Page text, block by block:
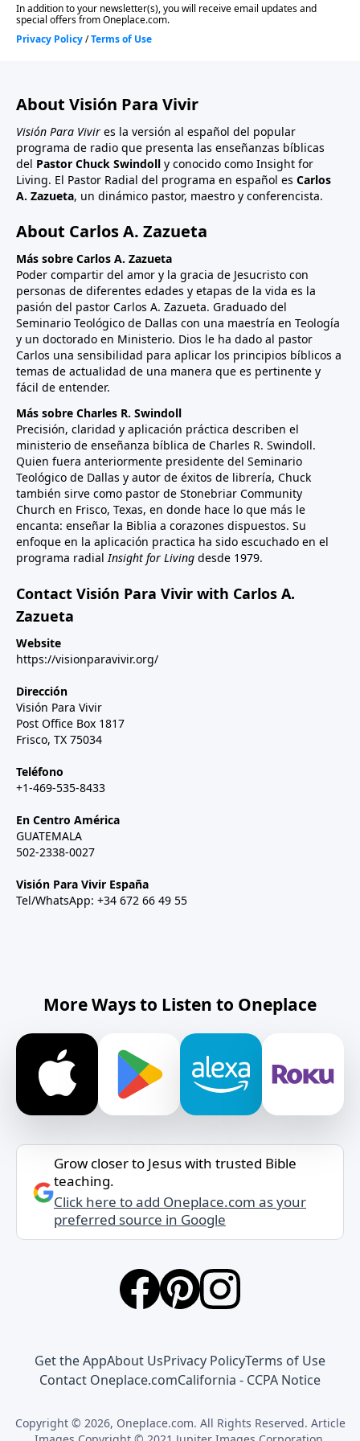
About Visión Para Vivir
Visión Para Vivir es la versión al español del popular
programa de radio que presenta las enseñanzas bíblicas
del Pastor Chuck Swindoll y conocido como Insight for
Living. El Pastor Radial del programa en español es Carlos
A. Zazueta, un dinámico pastor, maestro y conferencista.
About Carlos A. Zazueta
Más sobre Carlos A. Zazueta
Poder compartir del amor y la gracia de Jesucristo con
personas de diferentes edades y etapas de la vida es la
pasión del pastor Carlos A. Zazueta. Graduado del
Seminario Teológico de Dallas con una maestría en Teología
y un doctorado en Ministerio. Dios le ha dado al pastor
Carlos una sensibilidad para aplicar los principios bíblicos a
temas de actualidad de una manera que es pertinente y
fácil de entender.
Más sobre Charles R. Swindoll
Precisión, claridad y aplicación práctica describen el
ministerio de enseñanza bíblica de Charles R. Swindoll.
Quien fuera anteriormente presidente del Seminario
Teológico de Dallas y autor de éxitos de librería, Chuck
también sirve como pastor de Stonebriar Community
Church en Frisco, Texas, en donde hace lo que más le
encanta: enseñar la Biblia a corazones dispuestos. Su
enfoque en la aplicación practica ha sido escuchado en el
programa radialInsight for Living desde 1979.
Contact Visión Para Vivir with Carlos A.
Zazueta
Website
https://visionparavivir.org/
Dirección
Visión Para Vivir
Post Office Box 1817
Frisco, TX 75034
Teléfono
+1-469-535-8433
En Centro América
GUATEMALA
502-2338-0027
Visión Para Vivir España
Tel/WhatsApp: +34 672 66 49 55
More Ways to Listen to Oneplace
Grow closer to Jesus with trusted Bible
teaching.
Click here to add Oneplace.com as your
preferred source in Google
Get the AppAbout UsPrivacy PolicyTerms of Use
Contact Oneplace.comCalifornia - CCPA Notice
Copyright © 2026, Oneplace.com. All Rights Reserved. Article